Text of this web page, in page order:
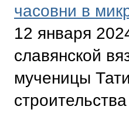
часовни в
12 января
славянской
мученицы